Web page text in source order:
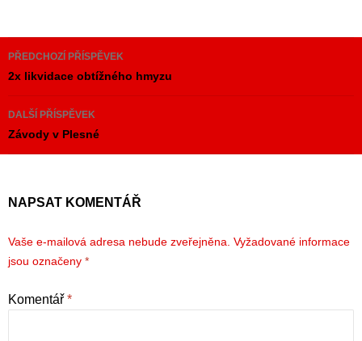
Navigace
pro
příspěvky
PŘEDCHOZÍ PŘÍSPĚVEK
2x likvidace obtížného hmyzu
DALŠÍ PŘÍSPĚVEK
Závody v Plesné
NAPSAT KOMENTÁŘ
Vaše e-mailová adresa nebude zveřejněna. Vyžadované informace
jsou označeny *
Komentář *